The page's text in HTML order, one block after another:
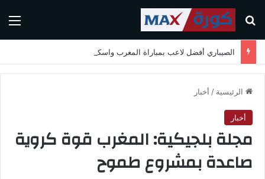
بحث عن
الرئيسية / أخبار
أخبار
مجلة بلجيكية: المغرب قوة كروية
صاعدة بمشروع طموح